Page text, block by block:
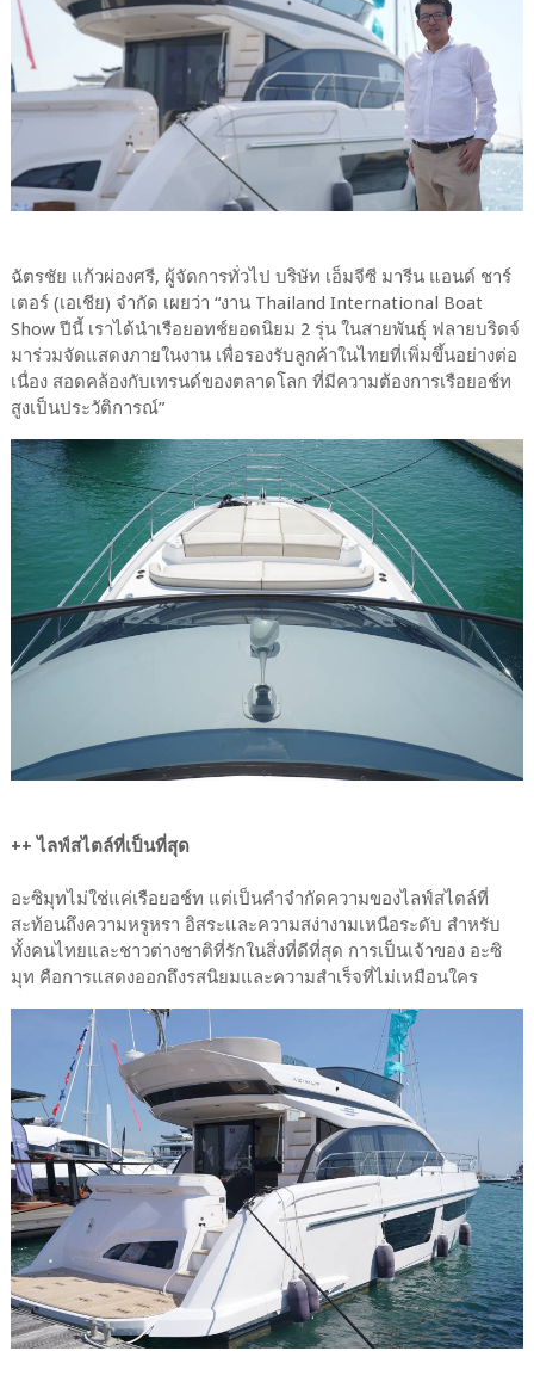
ฉัตรชัย แก้วผ่องศรี, ผู้จัดการทั่วไป บริษัท เอ็มจีซี มารีน แอนด์ ชาร์
เตอร์ (เอเชีย) จำกัด เผยว่า “งาน Thailand International Boat
Show ปีนี้ เราได้นำเรือยอทช์ยอดนิยม 2 รุ่น ในสายพันธุ์ ฟลายบริดจ์
มาร่วมจัดแสดงภายในงาน เพื่อรองรับลูกค้าในไทยที่เพิ่มขึ้นอย่างต่อ
เนื่อง สอดคล้องกับเทรนด์ของตลาดโลก ที่มีความต้องการเรือยอช์ท
สูงเป็นประวัติการณ์”
++ ไลฟ์สไตล์ที่เป็นที่สุด
อะซิมุทไม่ใช่แค่เรือยอช์ท แต่เป็นคำจำกัดความของไลฟ์สไตล์ที่
สะท้อนถึงความหรูหรา อิสระและความสง่างามเหนือระดับ สำหรับ
ทั้งคนไทยและชาวต่างชาติที่รักในสิ่งที่ดีที่สุด การเป็นเจ้าของ อะซิ
มุท คือการแสดงออกถึงรสนิยมและความสำเร็จที่ไม่เหมือนใคร